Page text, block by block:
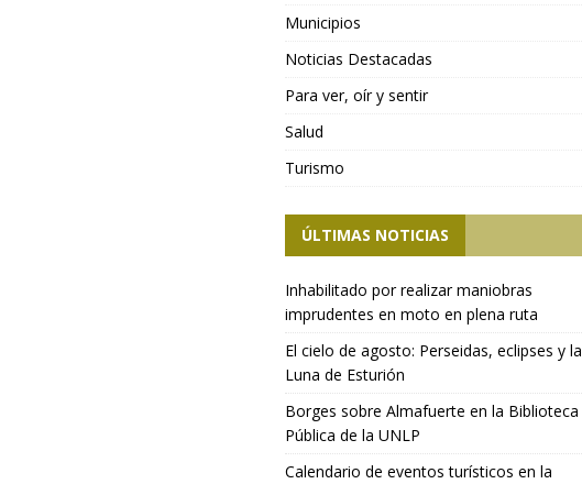
Municipios
Noticias Destacadas
Para ver, oír y sentir
Salud
Turismo
ÚLTIMAS NOTICIAS
Inhabilitado por realizar maniobras
imprudentes en moto en plena ruta
El cielo de agosto: Perseidas, eclipses y la
Luna de Esturión
Borges sobre Almafuerte en la Biblioteca
Pública de la UNLP
Calendario de eventos turísticos en la